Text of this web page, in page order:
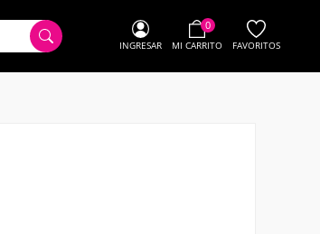
0
MI CARRITO FAVORITOS
INGRESAR